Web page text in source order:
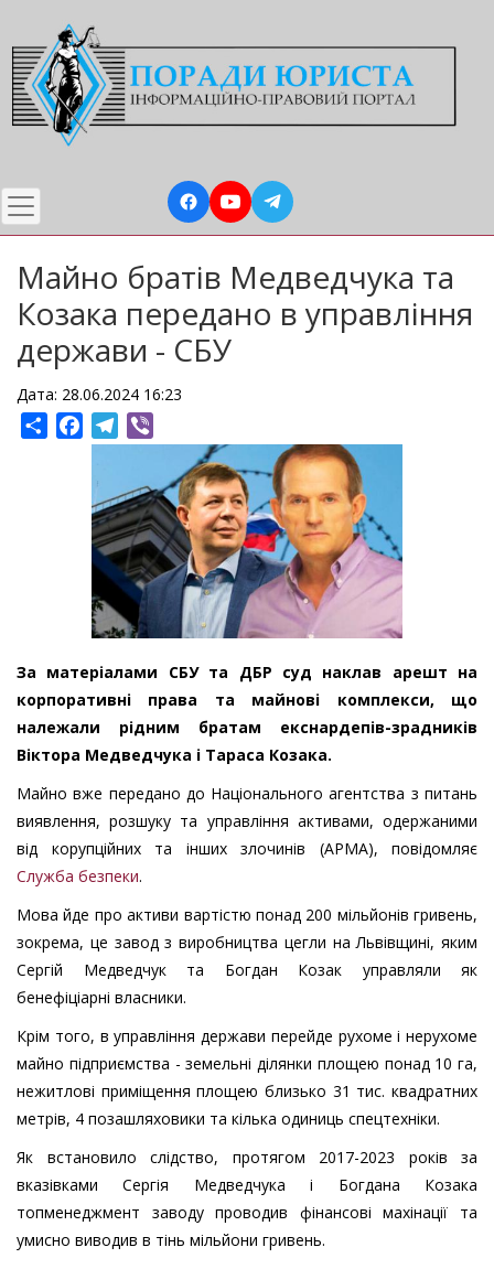
до
основного
вмісту
Майно братів Медведчука та
Козака передано в управління
держави - СБУ
Дата: 28.06.2024 16:23
ShareFacebookTelegram
За матеріалами СБУ та ДБР суд наклав арешт на
корпоративні права та майнові комплекси, що
належали рідним братам екснардепів-зрадників
Віктора Медведчука і Тараса Козака.
Майно вже передано до Національного агентства з питань
виявлення, розшуку та управління активами, одержаними
від корупційних та інших злочинів (АРМА), повідомляє
Служба безпеки.
Мова йде про активи вартістю понад 200 мільйонів гривень,
зокрема, це завод з виробництва цегли на Львівщині, яким
Сергій Медведчук та Богдан Козак управляли як
бенефіціарні власники.
Крім того, в управління держави перейде рухоме і нерухоме
майно підприємства - земельні ділянки площею понад 10 га,
нежитлові приміщення площею близько 31 тис. квадратних
метрів, 4 позашляховики та кілька одиниць спецтехніки.
Як встановило слідство, протягом 2017-2023 років за
вказівками Сергія Медведчука і Богдана Козака
топменеджмент заводу проводив фінансові махінації та
умисно виводив в тінь мільйони гривень.